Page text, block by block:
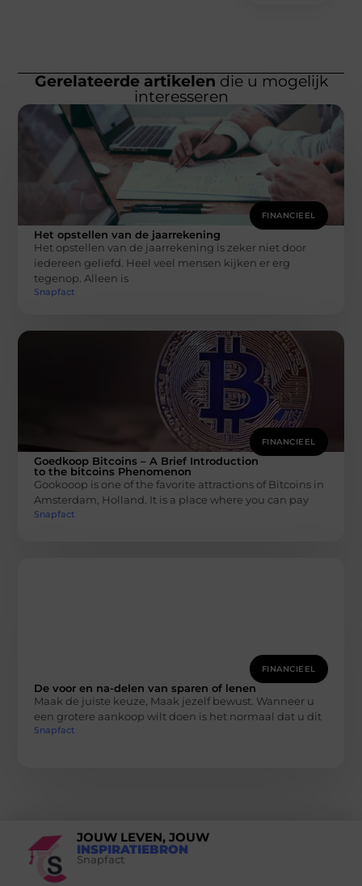
Gerelateerde artikelen die u mogelijk
interesseren
FINANCIEEL
Het opstellen van de jaarrekening
Het opstellen van de jaarrekening is zeker niet door
iedereen geliefd. Heel veel mensen kijken er erg
tegenop. Alleen is
Snapfact
FINANCIEEL
Goedkoop Bitcoins – A Brief Introduction
to the bitcoins Phenomenon
Gookooop is one of the favorite attractions of Bitcoins in
Amsterdam, Holland. It is a place where you can pay
Snapfact
FINANCIEEL
De voor en na-delen van sparen of lenen
Maak de juiste keuze, Maak jezelf bewust. Wanneer u
een grotere aankoop wilt doen is het normaal dat u dit
Snapfact
JOUW LEVEN, JOUW
INSPIRATIEBRON
Snapfact